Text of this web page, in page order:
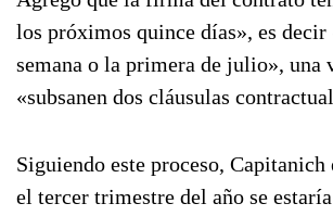
los próximos quince días», es decir
semana o la primera de julio», una
«subsanen dos cláusulas
Siguiendo este proceso, Capitanich
el tercer trimestre del año se